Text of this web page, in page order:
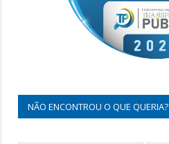
NÃO ENCONTROU O QUE QUERIA?